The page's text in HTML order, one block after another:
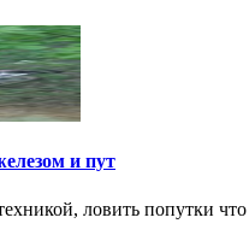
и пут
ловить попутки